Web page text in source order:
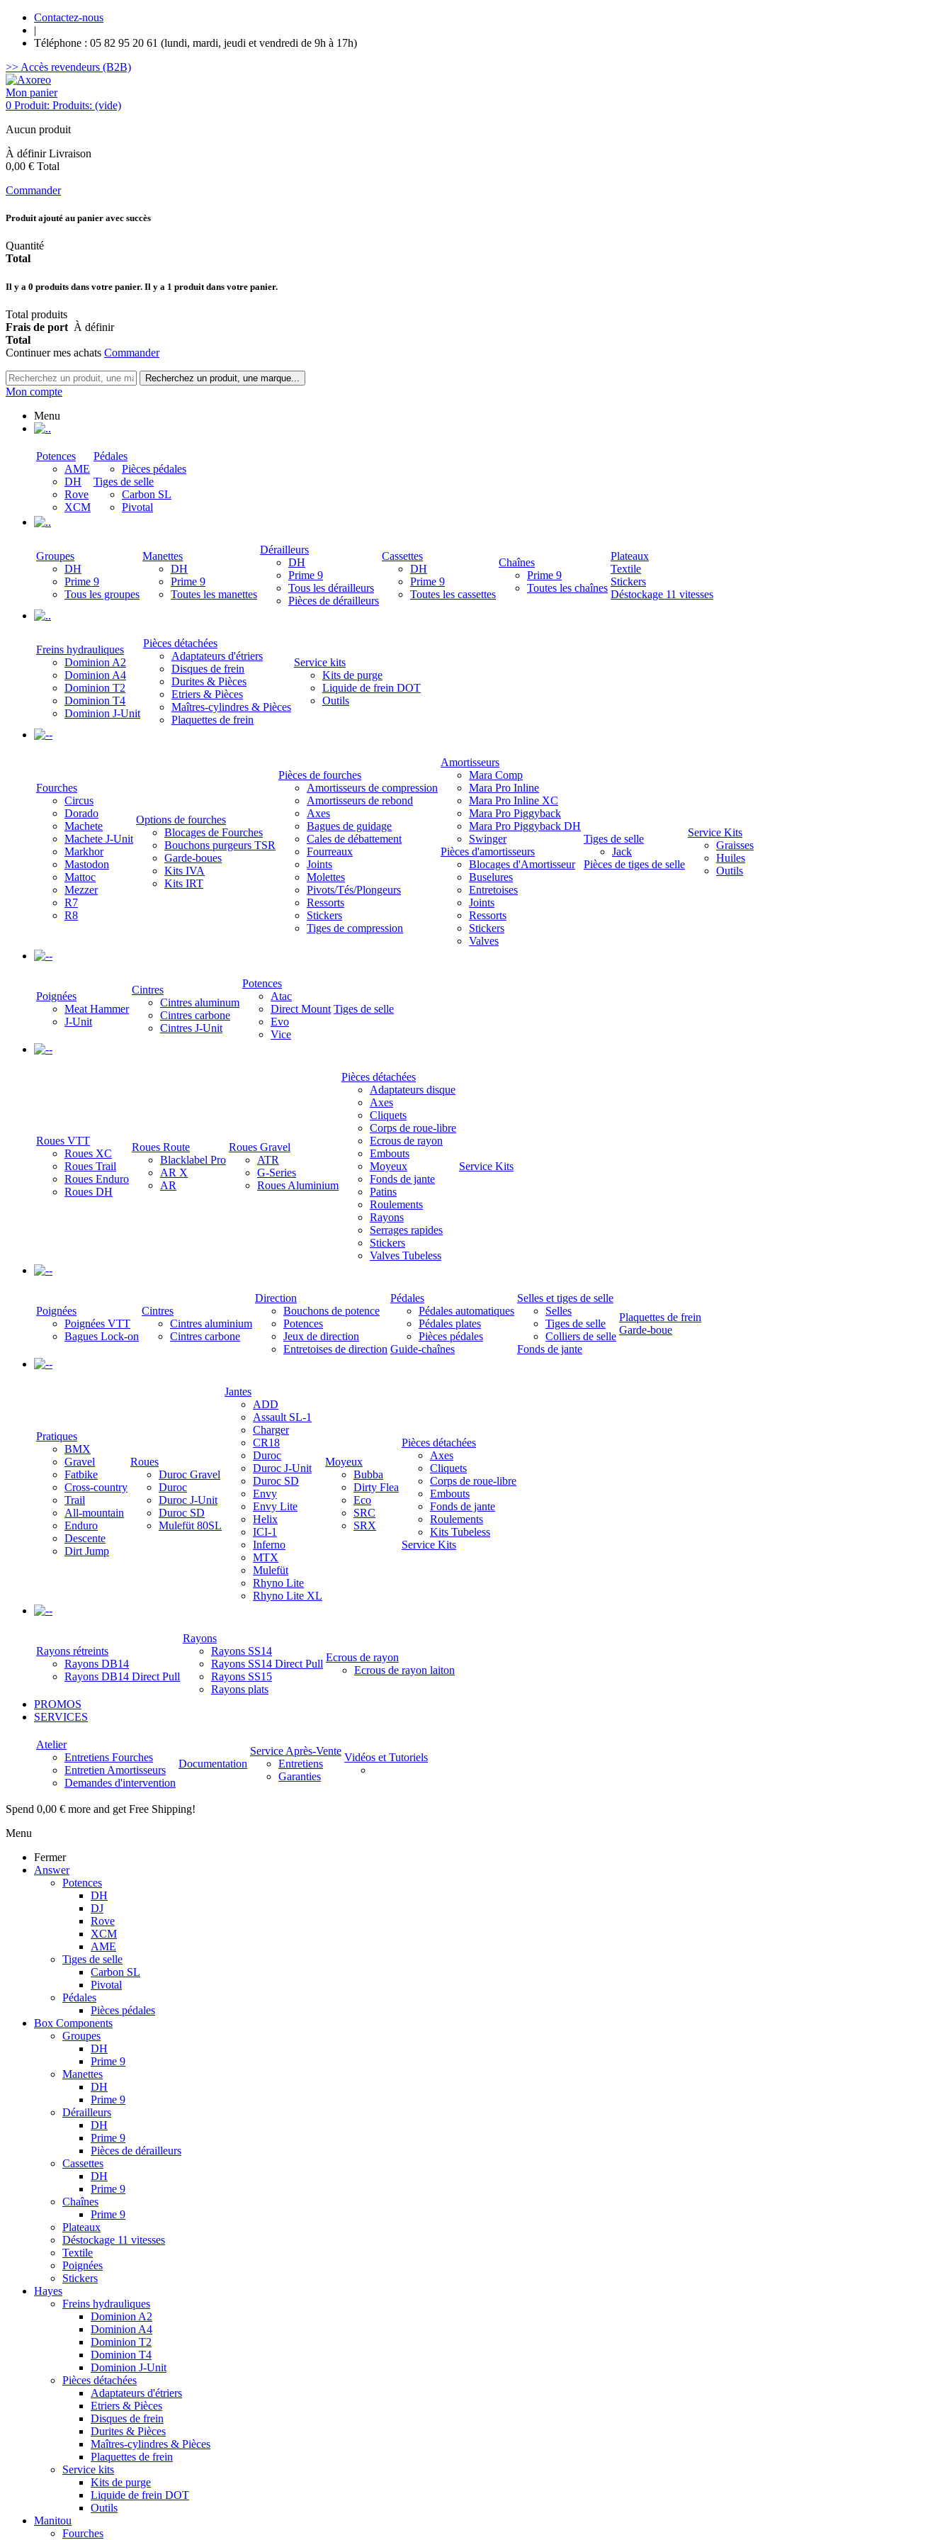
Contactez-nous
|
Téléphone : 05 82 95 20 61 (lundi, mardi, jeudi et vendredi de 9h à 17h)
>> Accès revendeurs (B2B)
Mon panier
0 Produit: Produits: (vide)
Aucun produit
À définirLivraison
0,00 € Total
Commander
Produit ajouté au panier avec succès
Quantité
Total
Il y a 0 produits dans votre panier. Il y a 1 produit dans votre panier.
Total produits
Frais de port À définir
Total
Continuer mes achats Commander
Recherchez un produit, une marque...
Mon compte
Menu
.
Potences
AME
DH
Rove
XCM
Pédales
Pièces pédales
Tiges de selle
Carbon SL
Pivotal
.
Groupes
DH
Prime 9
Tous les groupes
Manettes
DH
Prime 9
Toutes les manettes
Dérailleurs
DH
Prime 9
Tous les dérailleurs
Pièces de dérailleurs
Cassettes
DH
Prime 9
Toutes les cassettes
Chaînes
Prime 9
Toutes les chaînes
Plateaux
Textile
Stickers
Déstockage 11 vitesses
.
Freins hydrauliques
Dominion A2
Dominion A4
Dominion T2
Dominion T4
Dominion J-Unit
Pièces détachées
Adaptateurs d'étriers
Disques de frein
Durites & Pièces
Etriers & Pièces
Maîtres-cylindres & Pièces
Plaquettes de frein
Service kits
Kits de purge
Liquide de frein DOT
Outils
-
Fourches
Circus
Dorado
Machete
Machete J-Unit
Markhor
Mastodon
Mattoc
Mezzer
R7
R8
Options de fourches
Blocages de Fourches
Bouchons purgeurs TSR
Garde-boues
Kits IVA
Kits IRT
Pièces de fourches
Amortisseurs de compression
Amortisseurs de rebond
Axes
Bagues de guidage
Cales de débattement
Fourreaux
Joints
Molettes
Pivots/Tés/Plongeurs
Ressorts
Stickers
Tiges de compression
Amortisseurs
Mara Comp
Mara Pro Inline
Mara Pro Inline XC
Mara Pro Piggyback
Mara Pro Piggyback DH
Swinger
Pièces d'amortisseurs
Blocages d'Amortisseur
Buselures
Entretoises
Joints
Ressorts
Stickers
Valves
Tiges de selle
Jack
Pièces de tiges de selle
Service Kits
Graisses
Huiles
Outils
-
Poignées
Meat Hammer
J-Unit
Cintres
Cintres aluminum
Cintres carbone
Cintres J-Unit
Potences
Atac
Direct Mount
Evo
Vice
Tiges de selle
-
Roues VTT
Roues XC
Roues Trail
Roues Enduro
Roues DH
Roues Route
Blacklabel Pro
AR X
AR
Roues Gravel
ATR
G-Series
Roues Aluminium
Pièces détachées
Adaptateurs disque
Axes
Cliquets
Corps de roue-libre
Ecrous de rayon
Embouts
Moyeux
Fonds de jante
Patins
Roulements
Rayons
Serrages rapides
Stickers
Valves Tubeless
Service Kits
-
Poignées
Poignées VTT
Bagues Lock-on
Cintres
Cintres aluminium
Cintres carbone
Direction
Bouchons de potence
Potences
Jeux de direction
Entretoises de direction
Pédales
Pédales automatiques
Pédales plates
Pièces pédales
Guide-chaînes
Selles et tiges de selle
Selles
Tiges de selle
Colliers de selle
Fonds de jante
Plaquettes de frein
Garde-boue
-
Pratiques
BMX
Gravel
Fatbike
Cross-country
Trail
All-mountain
Enduro
Descente
Dirt Jump
Roues
Duroc Gravel
Duroc
Duroc J-Unit
Duroc SD
Mulefüt 80SL
Jantes
ADD
Assault SL-1
Charger
CR18
Duroc
Duroc J-Unit
Duroc SD
Envy
Envy Lite
Helix
ICI-1
Inferno
MTX
Mulefüt
Rhyno Lite
Rhyno Lite XL
Moyeux
Bubba
Dirty Flea
Eco
SRC
SRX
Pièces détachées
Axes
Cliquets
Corps de roue-libre
Embouts
Fonds de jante
Roulements
Kits Tubeless
Service Kits
-
Rayons rétreints
Rayons DB14
Rayons DB14 Direct Pull
Rayons
Rayons SS14
Rayons SS14 Direct Pull
Rayons SS15
Rayons plats
Ecrous de rayon
Ecrous de rayon laiton
PROMOS
SERVICES
Atelier
Entretiens Fourches
Entretien Amortisseurs
Demandes d'intervention
Documentation
Service Après-Vente
Entretiens
Garanties
Vidéos et Tutoriels
Spend 0,00 € more and get Free Shipping!
Menu
Fermer
Answer
Potences
DH
DJ
Rove
XCM
AME
Tiges de selle
Carbon SL
Pivotal
Pédales
Pièces pédales
Box Components
Groupes
DH
Prime 9
Manettes
DH
Prime 9
Dérailleurs
DH
Prime 9
Pièces de dérailleurs
Cassettes
DH
Prime 9
Chaînes
Prime 9
Plateaux
Déstockage 11 vitesses
Textile
Poignées
Stickers
Hayes
Freins hydrauliques
Dominion A2
Dominion A4
Dominion T2
Dominion T4
Dominion J-Unit
Pièces détachées
Adaptateurs d'étriers
Etriers & Pièces
Disques de frein
Durites & Pièces
Maîtres-cylindres & Pièces
Plaquettes de frein
Service kits
Kits de purge
Liquide de frein DOT
Outils
Manitou
Fourches